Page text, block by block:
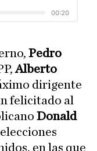
Pedro
Alberto
dirigente
felicitado al
Donald
en las que